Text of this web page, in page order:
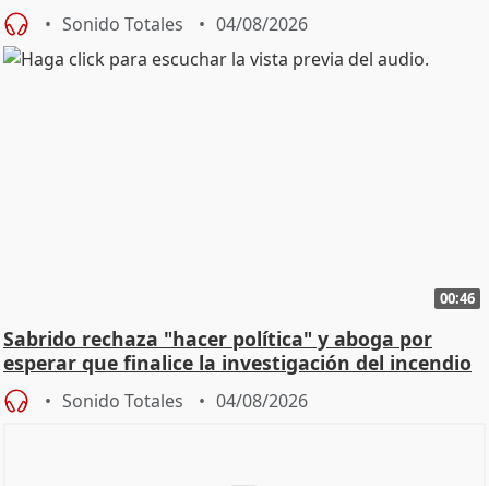
Sonido Totales 04/08/2026
00:46
Sabrido rechaza "hacer política" y aboga por
esperar que finalice la investigación del incendio
Sonido Totales 04/08/2026